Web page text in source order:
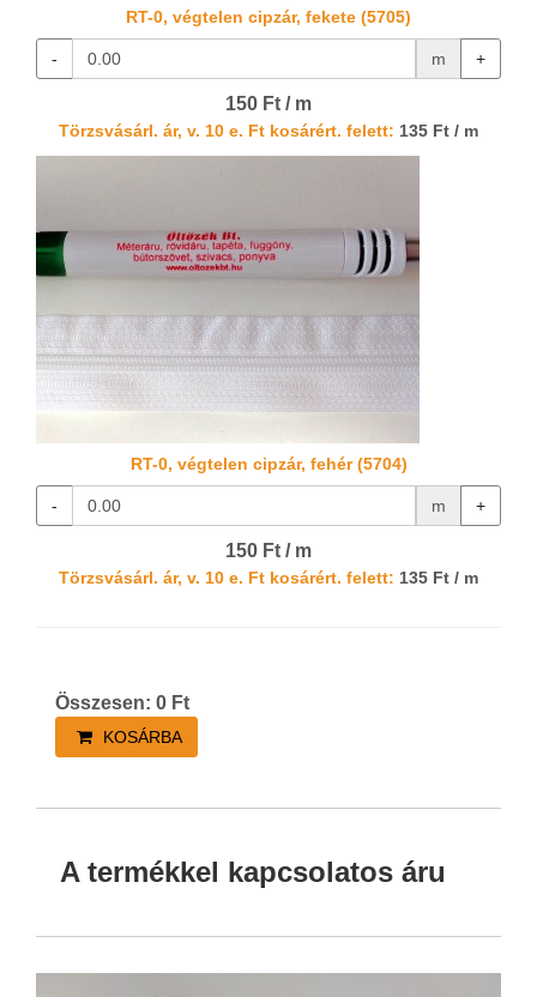
RT-0, végtelen cipzár, fekete (5705)
- m +
150 Ft / m
Törzsvásárl. ár, v. 10 e. Ft kosárért. felett: 135 Ft / m
RT-0, végtelen cipzár, fehér (5704)
- m +
150 Ft / m
Törzsvásárl. ár, v. 10 e. Ft kosárért. felett: 135 Ft / m
Összesen: 0 Ft
KOSÁRBA
A termékkel kapcsolatos áru